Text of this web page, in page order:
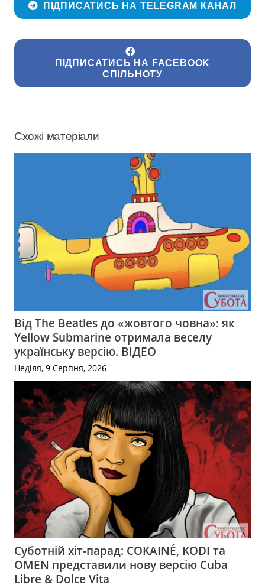
ПІДПИСАТИСЬ НА TELEGRAM КАНАЛ
ПІДПИСАТИСЬ НА FACEBOOK
СПІЛЬНОТУ
Схожі матеріали
Від The Beatles до «жовтого човна»: як
Yellow Submarine отримала веселу
українську версію. ВІДЕО
Неділя, 9 Серпня, 2026
Суботній хіт-парад: COKAINÉ, KODI та
OMEN представили нову версію Cuba
Libre & Dolce Vita